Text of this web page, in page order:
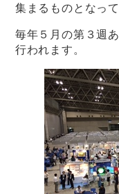
集まるものとなっ
毎年５月の第３週
行われます。